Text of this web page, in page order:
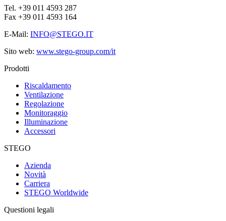
Tel. +39 011 4593 287
Fax +39 011 4593 164
E-Mail: INFO@STEGO.IT
Sito web: www.stego-group.com/it
Prodotti
Riscaldamento
Ventilazione
Regolazione
Monitoraggio
Illuminazione
Accessori
STEGO
Azienda
Novità
Carriera
STEGO Worldwide
Questioni legali